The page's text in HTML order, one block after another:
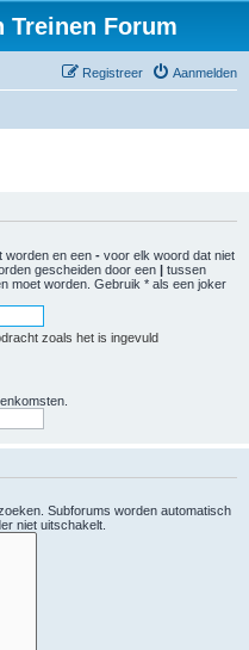
Treinen Forum
Aanmelden
Registreer
worden en een - voor elk woord dat niet
gescheiden door een | tussen
moet worden. Gebruik * als een joker
zoals het is ingevuld
Subforums worden automatisch
niet uitschakelt.